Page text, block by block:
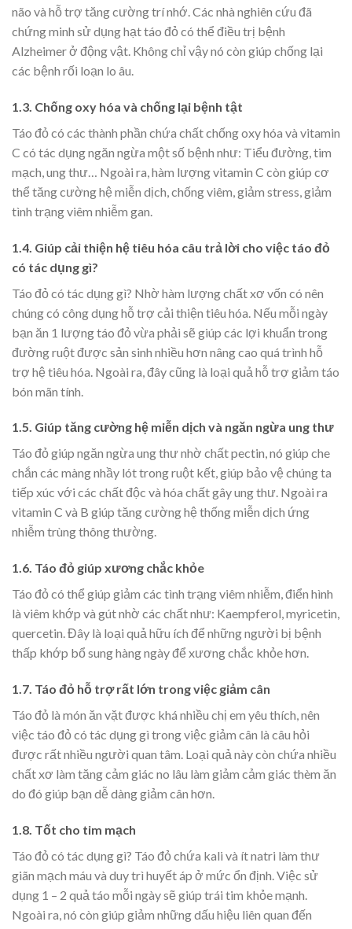
não và hỗ trợ tăng cường trí nhớ. Các nhà nghiên cứu đã
chứng minh sử dụng hạt táo đỏ có thể điều trị bệnh
Alzheimer ở động vật. Không chỉ vậy nó còn giúp chống lại
các bệnh rối loạn lo âu.
1.3. Chống oxy hóa và chống lại bệnh tật
Táo đỏ có các thành phần chứa chất chống oxy hóa và vitamin
C có tác dụng ngăn ngừa một số bệnh như: Tiểu đường, tim
mạch, ung thư… Ngoài ra, hàm lượng vitamin C còn giúp cơ
thể tăng cường hệ miễn dịch, chống viêm, giảm stress, giảm
tình trạng viêm nhiễm gan.
1.4. Giúp cải thiện hệ tiêu hóa câu trả lời cho việc táo đỏ
có tác dụng gì?
Táo đỏ có tác dụng gì? Nhờ hàm lượng chất xơ vốn có nên
chúng có công dụng hỗ trợ cải thiện tiêu hóa. Nếu mỗi ngày
bạn ăn 1 lượng táo đỏ vừa phải sẽ giúp các lợi khuẩn trong
đường ruột được sản sinh nhiều hơn nâng cao quá trình hỗ
trợ hệ tiêu hóa. Ngoài ra, đây cũng là loại quả hỗ trợ giảm táo
bón mãn tính.
1.5. Giúp tăng cường hệ miễn dịch và ngăn ngừa ung thư
Táo đỏ giúp ngăn ngừa ung thư nhờ chất pectin, nó giúp che
chắn các màng nhầy lót trong ruột kết, giúp bảo vệ chúng ta
tiếp xúc với các chất độc và hóa chất gây ung thư. Ngoài ra
vitamin C và B giúp tăng cường hệ thống miễn dịch ứng
nhiễm trùng thông thường.
1.6. Táo đỏ giúp xương chắc khỏe
Táo đỏ có thể giúp giảm các tình trạng viêm nhiễm, điển hình
là viêm khớp và gút nhờ các chất như: Kaempferol, myricetin,
quercetin. Đây là loại quả hữu ích để những người bị bệnh
thấp khớp bổ sung hàng ngày để xương chắc khỏe hơn.
1.7. Táo đỏ hỗ trợ rất lớn trong việc giảm cân
Táo đỏ là món ăn vặt được khá nhiều chị em yêu thích, nên
việc táo đỏ có tác dụng gì trong việc giảm cân là câu hỏi
được rất nhiều người quan tâm. Loại quả này còn chứa nhiều
chất xơ làm tăng cảm giác no lâu làm giảm cảm giác thèm ăn
do đó giúp bạn dễ dàng giảm cân hơn.
1.8. Tốt cho tim mạch
Táo đỏ có tác dụng gì? Táo đỏ chứa kali và ít natri làm thư
giãn mạch máu và duy trì huyết áp ở mức ổn định. Việc sử
dụng 1 – 2 quả táo mỗi ngày sẽ giúp trái tim khỏe mạnh.
Ngoài ra, nó còn giúp giảm những dấu hiệu liên quan đến